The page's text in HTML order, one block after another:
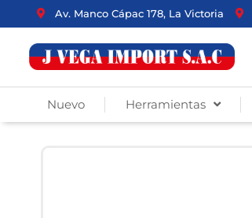
al
contenido
Av. Manco Cápac 178, La Victoria
Nuevo Herramientas